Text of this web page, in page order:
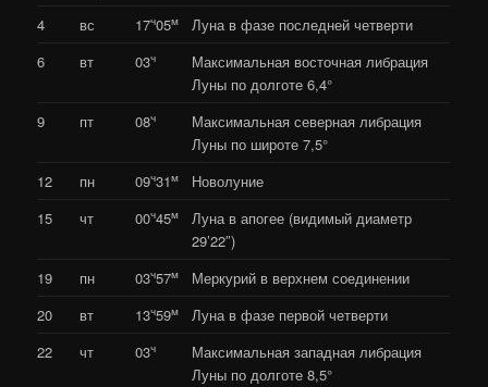
4 вс 17ч05м
Луна в фазе последней четверти
6
вт 03ч
Максимальная восточная либрация
Луны по долготе 6,4°
9
пт 08ч
Максимальная северная либрация
Луны по широте 7,5°
12
пн 09ч31м
Новолуние
15
чт 00ч45м
Луна в апогее (видимый диаметр
29’22″)
19
пн 03ч57м
Меркурий в верхнем соединении
20
вт 13ч59м
Луна в фазе первой четверти
22
чт 03ч
Максимальная западная либрация
Луны по долготе 8,5°